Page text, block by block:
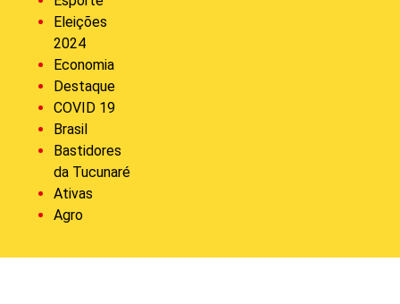
Eleições
2024
Economia
Destaque
COVID 19
Brasil
Bastidores
da Tucunaré
Ativas
Agro